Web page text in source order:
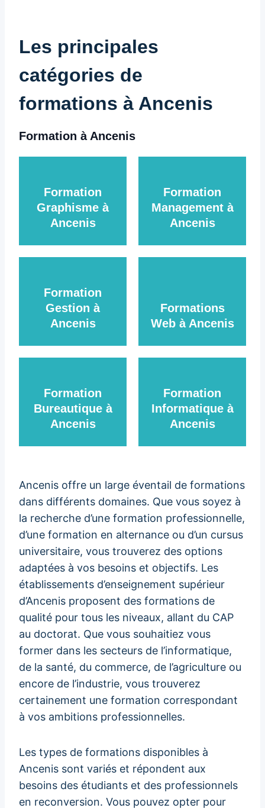
Les principales
catégories de
formations à Ancenis
Formation à Ancenis
Formation
Graphisme à
Ancenis
Formation
Management à
Ancenis
Formation
Gestion à
Ancenis
Formations
Web à Ancenis
Formation
Bureautique à
Ancenis
Formation
Informatique à
Ancenis
Ancenis offre un large éventail de formations
dans différents domaines. Que vous soyez à
la recherche d’une formation professionnelle,
d’une formation en alternance ou d’un cursus
universitaire, vous trouverez des options
adaptées à vos besoins et objectifs. Les
établissements d’enseignement supérieur
d’Ancenis proposent des formations de
qualité pour tous les niveaux, allant du CAP
au doctorat. Que vous souhaitiez vous
former dans les secteurs de l’informatique,
de la santé, du commerce, de l’agriculture ou
encore de l’industrie, vous trouverez
certainement une formation correspondant
à vos ambitions professionnelles.
Les types de formations disponibles à
Ancenis sont variés et répondent aux
besoins des étudiants et des professionnels
en reconversion. Vous pouvez opter pour